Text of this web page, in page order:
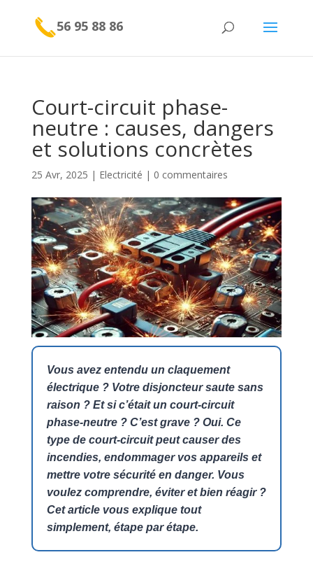
56 95 88 86
Court-circuit phase-
neutre : causes, dangers
et solutions concrètes
25 Avr, 2025 | Electricité | 0 commentaires
Vous avez entendu un claquement
électrique ? Votre disjoncteur saute sans
raison ? Et si c’était un court-circuit
phase-neutre ? C’est grave ? Oui. Ce
type de court-circuit peut causer des
incendies, endommager vos appareils et
mettre votre sécurité en danger. Vous
voulez comprendre, éviter et bien réagir ?
Cet article vous explique tout
simplement, étape par étape.